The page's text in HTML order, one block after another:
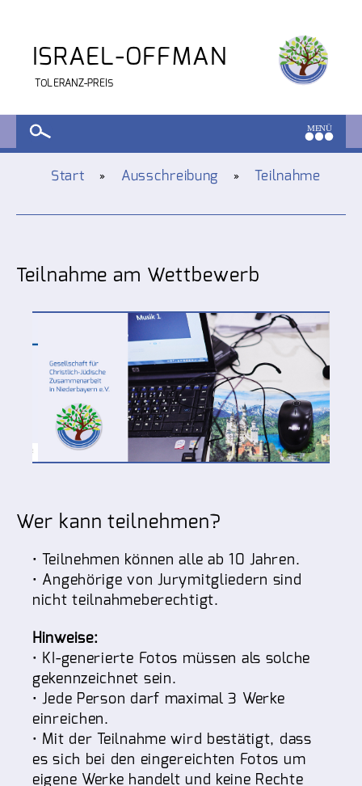
ISRAEL-OFFMAN
TOLERANZ-PREIS
Start » Ausschreibung » Teilnahme
Teilnahme am Wettbewerb
Wer kann teilnehmen?
• Teilnehmen können alle ab 10 Jahren.
• Angehörige von Jurymitgliedern sind
nicht teilnahmeberechtigt.
Hinweise:
• KI-generierte Fotos müssen als solche
gekennzeichnet sein.
• Jede Person darf maximal 3 Werke
einreichen.
• Mit der Teilnahme wird bestätigt, dass
es sich bei den eingereichten Fotos um
eigene Werke handelt und keine Rechte